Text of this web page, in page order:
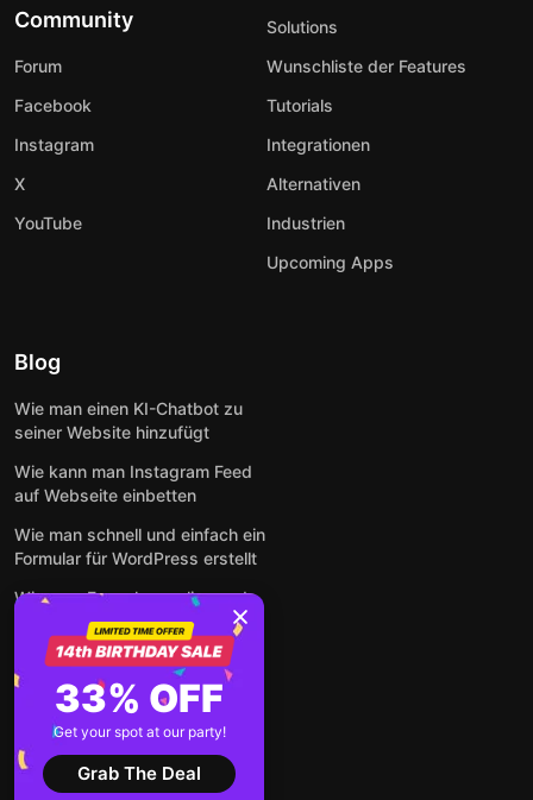
Community
Forum
Facebook
Instagram
X
YouTube
Solutions
Wunschliste der Features
Tutorials
Integrationen
Alternativen
Industrien
Upcoming Apps
Blog
Wie man einen KI-Chatbot zu
seiner Website hinzufügt
Wie kann man Instagram Feed
auf Webseite einbetten
Wie man schnell und einfach ein
Formular für WordPress erstellt
Wie man Formulare online und
kostenlos auf jeder Website
einbettet
So betten Sie Google-
Bewertungen kostenlos auf
einer Website ein
Alle Beiträge anzeigen
33% OFF
Get your spot at our party!
Grab The Deal